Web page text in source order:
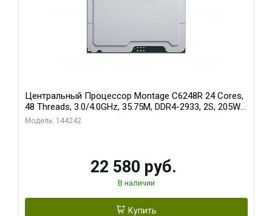
Центральный Процессор Montage C6248R 24 Cores,
48 Threads, 3.0/4.0GHz, 35.75M, DDR4-2933, 2S, 205W
OEM
Модель: 144242
22 580 руб.
В наличии
Купить